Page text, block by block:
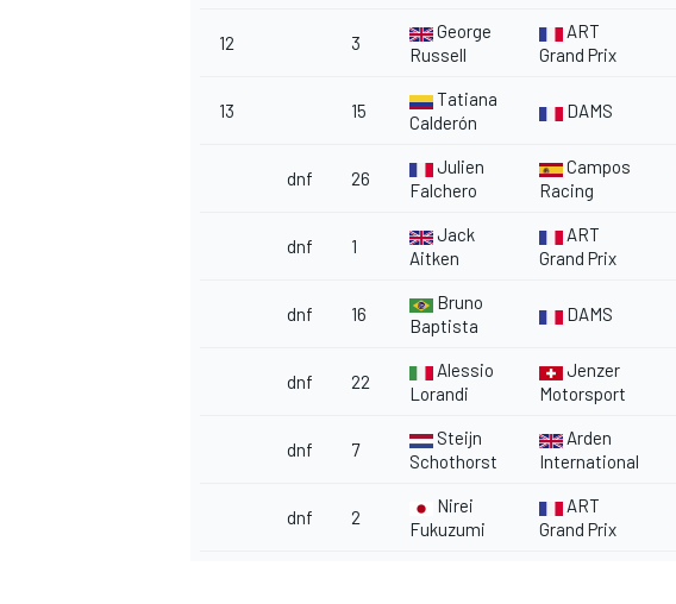
12 3
George
Russell
ART
Grand Prix
13 15
Tatiana
Calderón
DAMS
dnf 26
Julien
Falchero
Campos
Racing
dnf 1
Jack
Aitken
ART
Grand Prix
dnf 16
Bruno
Baptista
DAMS
dnf 22
Alessio
Lorandi
Jenzer
Motorsport
dnf 7
Steijn
Schothorst
Arden
International
dnf 2
Nirei
Fukuzumi
ART
Grand Prix